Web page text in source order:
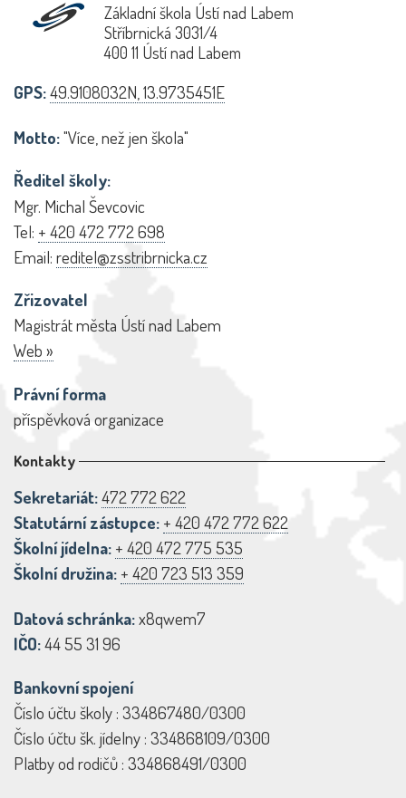
Základní škola Ústí nad Labem
Stříbrnická 3031/4
400 11 Ústí nad Labem
GPS:49.9108032N, 13.9735451E
Motto:"Více, než jen škola"
Ředitel školy:
Mgr. Michal Ševcovic
Tel: + 420 472 772 698
Email: reditel@zsstribrnicka.cz
Zřizovatel
Magistrát města Ústí nad Labem
Web »
Právní forma
příspěvková organizace
Kontakty
Sekretariát:472 772 622
Statutární zástupce: + 420 472 772 622
Školní jídelna: + 420 472 775 535
Školní družina: + 420 723 513 359
Datová schránka:x8qwem7
IČO:44 55 31 96
Bankovní spojení
Číslo účtu školy : 334867480/0300
Číslo účtu šk. jídelny : 334868109/0300
Platby od rodičů : 334868491/0300